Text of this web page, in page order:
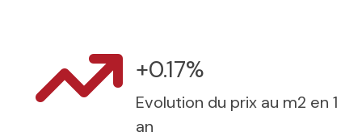
+0.17%
Evolution du prix au m2 en 1
an